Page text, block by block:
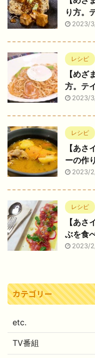
り方。
2023/
レシピ
【め
方。テ
2023/
レシピ
【あ
ーの作
2023/
レシピ
【あ
ぶを食
2023/
カテゴリー
etc.
TV番組